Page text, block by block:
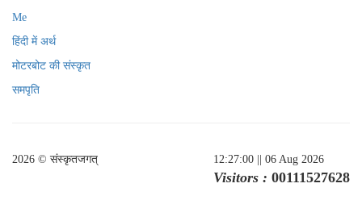
Me
हिंदी में अर्थ
मोटरबोट की संस्कृत
समपृति
2026 © संस्कृतजगत् 12:27:00 || 06 Aug 2026
Visitors : 00111527628